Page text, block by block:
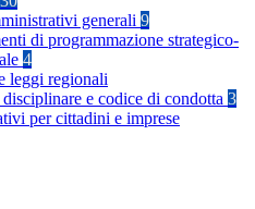
generali 9
di programmazione strategico-
4
leggi regionali
e codice di condotta 3
per cittadini e imprese